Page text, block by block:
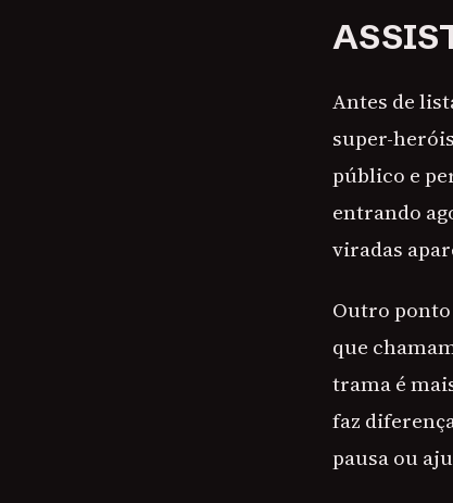
Antes de
super-
público e
entrando
viradas
Outro
que
trama é
faz
pausa ou